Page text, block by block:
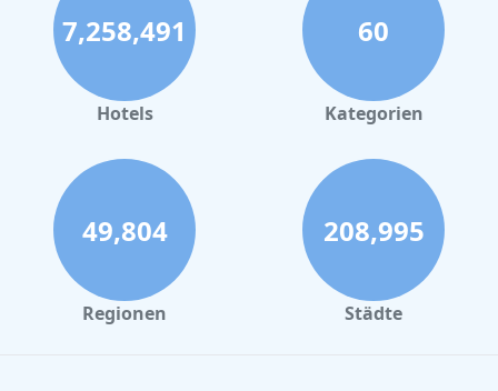
7,258,491
Hotels
60
Kategorien
49,804
Regionen
208,995
Städte